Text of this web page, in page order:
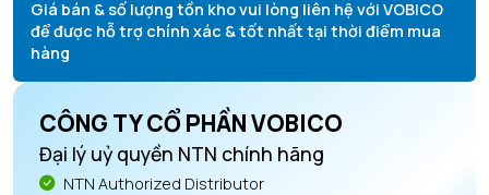
Giá bán & số lượng tồn kho vui lòng liên hệ với VOBICO
để được hỗ trợ chính xác & tốt nhất tại thời điểm mua
hàng
CÔNG TY CỔ PHẦN VOBICO
Đại lý uỷ quyền NTN chính hãng
NTN Authorized Distributor